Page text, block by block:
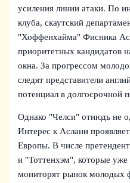
усиления линии атаки. По
клуба, скаутский
"Хоффенхайма" Фисника
приоритетных кандидатов
окна. За прогрессом
следят представители
потенциал в долгосрочной
Однако "Челси" отнюдь не
Интерес к Аслани
Европы. В числе
и "Тоттенхэм", которые уже
мониторят рынок молодых